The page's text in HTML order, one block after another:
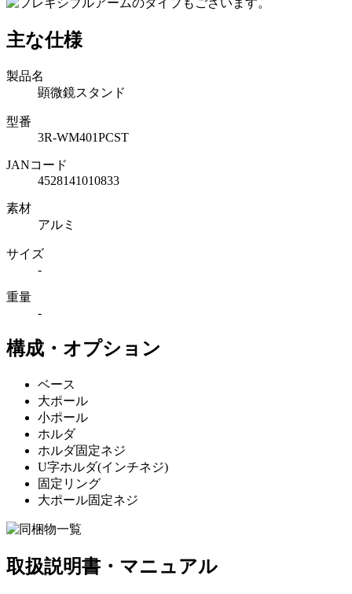
主な仕様
製品名
顕微鏡スタンド
型番
3R-WM401PCST
JANコード
4528141010833
素材
アルミ
サイズ
-
重量
-
構成・オプション
ベース
大ポール
小ポール
ホルダ
ホルダ固定ネジ
U字ホルダ(インチネジ)
固定リング
大ポール固定ネジ
取扱説明書・マニュアル